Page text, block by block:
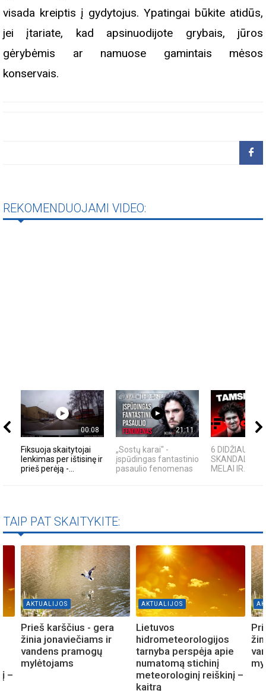
visada kreiptis į gydytojus. Ypatingai būkite atidūs,
jei įtariate, kad apsinuodijote grybais, jūros
gėrybėmis ar namuose gamintais mėsos
konservais.
REKOMENDUOJAMI VIDEO:
00:08
Fiksuoja skaitytojai
lenkimas per ištisinę ir
prieš perėją -...
21:11
„Sostų karai" -
įspūdingas fantastinio
pasaulio fenomenas
6 DIDŽIAUSI
SKANDALAI:
MELAI IR...
TAIP PAT SKAITYKITE:
–
AKTUALIJOS
Prieš karščius - gera
žinia jonaviečiams ir
vandens pramogų
mylėtojams
AKTUALIJOS
Lietuvos
hidrometeorologijos
tarnyba perspėja apie
numatomą stichinį
meteorologinį reiškinį –
kaitrą